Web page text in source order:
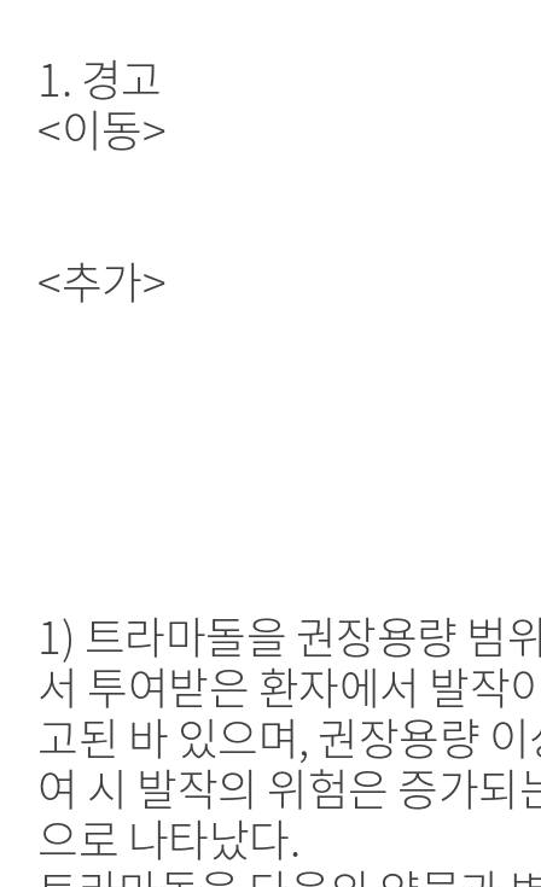
1. 경고
<이동>
<추가>
1) 트라마돌을 권장용량 범
서 투여받은 환자에서 발작
고된 바 있으며, 권장용량
여 시 발작의 위험은 증가되
으로 나타났다.